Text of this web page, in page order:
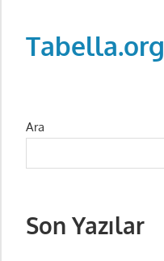
contentTabella.org
Ara
Son Yazılar